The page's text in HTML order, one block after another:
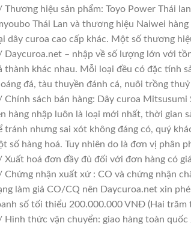
Thương hiệu sản phẩm: Toyo Power Thái
Thái Lan và thương hiệu Naiwei
dây curoa cao cấp khác. Một số thương
Daycuroa.net – nhập về số lượng lớn với
thành khác nhau. Mỗi loại đều có đặc tính
đá, tàu thuyền đánh cá, nuôi trồng
Chính sách bán hàng: Dây curoa
hàng nhập luôn là loại mới nhất, thời gian
tránh nhưng sai xót không đáng có, quý
số hàng hoá. Tuy nhiên do là đơn vị phân
Xuất hoá đơn đầy đủ đối với đơn hàng có
Chứng nhận xuất xứ : CO và chứng nhận
làm giả CO/CQ nên Daycuroa.net xin
số tối thiểu 200.000.000 VNĐ (Hai trăm
Hình thức vận chuyển: giao hàng toàn